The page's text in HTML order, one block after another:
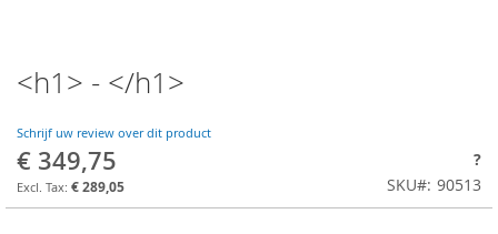
<h1> - </h1>
Schrijf uw review over dit product
€ 349,75
€ 289,05
?
SKU
90513